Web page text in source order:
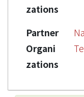
zations
Partner
Organi
zations